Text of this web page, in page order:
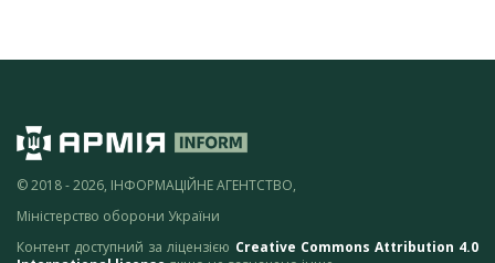
© 2018 - 2026, ІНФОРМАЦІЙНЕ АГЕНТСТВО,
Міністерство оборони України
Контент доступний за ліцензією Creative Commons Attribution 4.0